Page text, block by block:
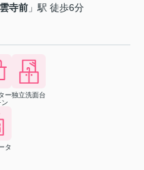
寺前 」駅 徒歩6分
ー
ン
独立洗面台
タ